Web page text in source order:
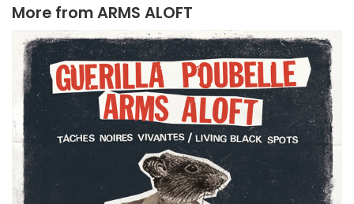
More fromARMS ALOFT